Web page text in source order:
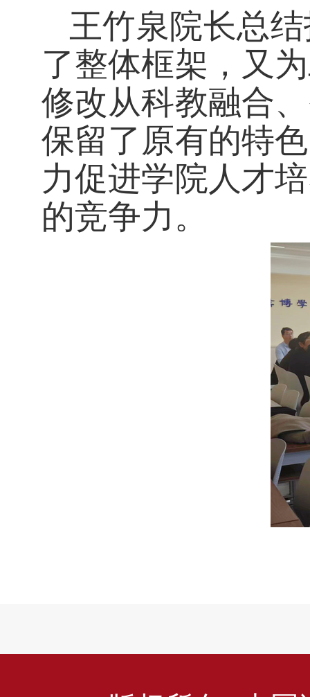
王竹泉院长总
了整体框架，又
修改从科教融合
保留了原有的特
力促进学院人才
的竞争力。